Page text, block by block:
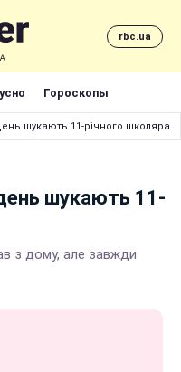
rbc.ua
Гороскопы
шукають 11-річного школяра
шукають 11-
з дому, але завжди